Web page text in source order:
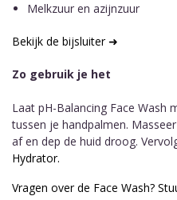
Melkzuur en azijnzuur
Bekijk de bijsluiter ➜
Zo gebruik je het
Laat pH-Balancing Face Wash
tussen je handpalmen.
af en dep de huid droog.
Hydrator.
Vragen over de Face Wash?